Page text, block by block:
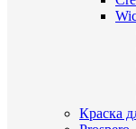
Краска